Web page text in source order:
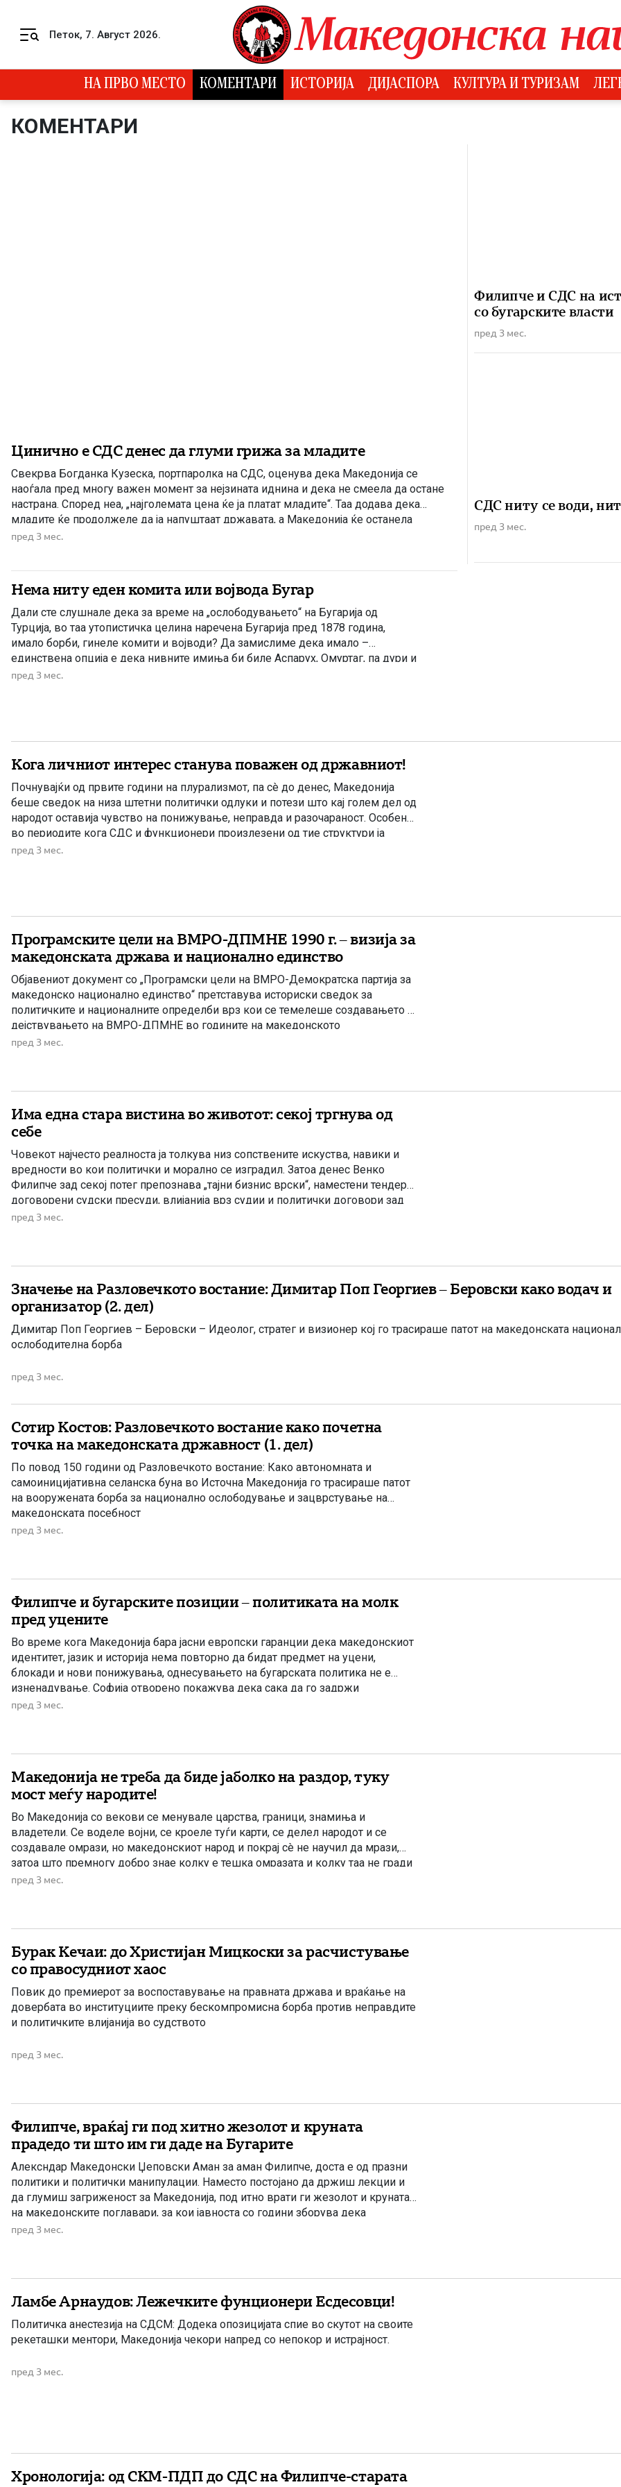
Петок, 7. Август 2026.
НА ПРВО МЕСТО КОМЕНТАРИ ИСТОРИЈА ДИЈАСПОРА КУЛТУРА И ТУРИЗАМ
КОМЕНТАРИ
Цинично е СДС денес да глуми грижа за младите
Свекрва Богданка Кузеска, портпаролка на СДС, оценува дека Македонија се
наоѓала пред многу важен момент за нејзината иднина и дека не смеела да остане
настрана. Според неа, „најголемата цена ќе ја платат младите“. Таа додава дека
младите ќе продолжеле да ја напуштаат државата, а Македонија ќе останела
заглавена во изолација, без перспектива. Кузеска тврди дека […]
пред 3 мес.
Филипче и СДС на
со бугарските власти
пред 3 мес.
СДС ниту се води,
пред 3 мес.
Нема ниту еден комита или војвода Бугар
Дали сте слушнале дека за време на „ослободувањето“ на Бугарија од
Турција, во таа утопистичка целина наречена Бугарија пред 1878 година,
имало борби, гинеле комити и војводи? Да замислиме дека имало –
единствена опција е дека нивните имиња би биле Аспарух, Омуртаг, па дури и
Осман… Дали тие се иста крв со Гоце, Даме и […]
пред 3 мес.
Кога личниот интерес станува поважен од државниот!
Почнувајќи од првите години на плурализмот, па сè до денес, Македонија
беше сведок на низа штетни политички одлуки и потези што кај голем дел од
народот оставија чувство на понижување, неправда и разочараност. Особено
во периодите кога СДС и функционери произлезени од тие структури ја
водеа државата, јавноста често реагираше дека се носат одлуки спротивни
пред 3 мес.
Програмските цели на ВМРО-ДПМНЕ 1990 г. – визија за
македонската држава и национално единство
Објавениот документ со „Програмски цели на ВМРО-Демократска партија за
македонско национално единство“ претставува историски сведок за
политичките и националните определби врз кои се темелеше создавањето и
дејствувањето на ВМРО-ДПМНЕ во годините на македонското
осамостојување. Во време кога Македонија се наоѓаше пред големи
пред 3 мес.
Има една стара вистина во животот: секој тргнува од
себе
Човекот најчесто реалноста ја толкува низ сопствените искуства, навики и
вредности во кои политички и морално се изградил. Затоа денес Венко
Филипче зад секој потег препознава „тајни бизнис врски“, наместени тендери,
договорени судски пресуди, влијанија врз судии и политички договори зад
затворени врати. Очигледно, таквиот начин на функционирање за него
пред 3 мес.
Значење на Разловечкото востание: Димитар Поп Георгиев – Беровски како водач и
организатор (2. дел)
Димитар Поп Георгиев – Беровски – Идеолог, стратег и визионер кој го трасираше патот на македонската
ослободителна борба
пред 3 мес.
Сотир Костов: Разловечкото востание како почетна
точка на македонската државност (1. дел)
По повод 150 години од Разловечкото востание: Како автономната и
самоиницијативна селанска буна во Источна Македонија го трасираше патот
на вооружената борба за национално ослободување и зацврстување на
македонската посебност
пред 3 мес.
Филипче и бугарските позиции – политиката на молк
пред уцените
Во време кога Македонија бара јасни европски гаранции дека македонскиот
идентитет, јазик и историја нема повторно да бидат предмет на уцени,
блокади и нови понижувања, однесувањето на бугарската политика не е
изненадување. Софија отворено покажува дека сака да го задржи
механизмот за притисок врз Македонија, оставајќи простор за нови
пред 3 мес.
Македонија не треба да биде јаболко на раздор, туку
мост меѓу народите!
Во Македонија со векови се менувале царства, граници, знамиња и
владетели. Се воделе војни, се кроеле туѓи карти, се делел народот и се
создавале омрази, но македонскиот народ и покрај сè не научил да мрази,
затоа што премногу добро знае колку е тешка омразата и колку таа не гради
домови, туку гробови, не создава иднина, […]
пред 3 мес.
Бурак Кечаи: до Христијан Мицкоски за расчистување
со правосудниот хаос
Повик до премиерот за воспоставување на правната држава и враќање на
довербата во институциите преку бескомпромисна борба против неправдите
и политичките влијанија во судството
пред 3 мес.
Филипче, враќај ги под хитно жезолот и круната
прадедо ти што им ги даде на Бугарите
Алексндар Македонски Џеповски Аман за аман Филипче, доста е од празни
политики и политички манипулации. Наместо постојано да држиш лекции и
да глумиш загриженост за Македонија, под итно врати ги жезолот и круната
на македонските поглавари, за кои јавноста со години зборува дека
завршиле кај Бугарите. Цел народ знае и памети дека токму твојата фамилија
пред 3 мес.
Ламбе Арнаудов: Лежечките фунционери Есдесовци!
Политичка анестезија на СДСМ: Додека опозицијата спие во скутот на своите
рекеташки ментори, Македонија чекори напред со непокор и истрајност.
пред 3 мес.
Хронологија: од СКМ-ПДП до СДС на Филипче-старата